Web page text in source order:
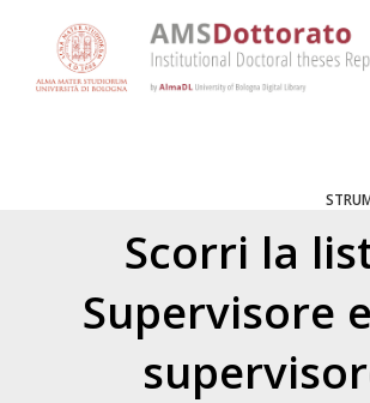
Scorri la
Supervisore